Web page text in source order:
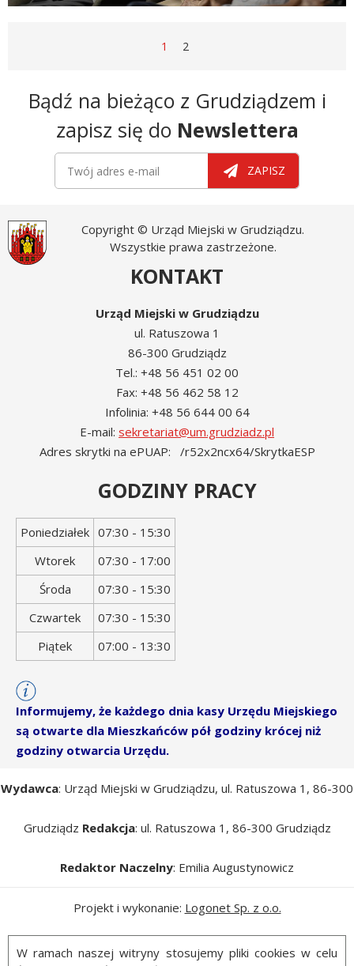
STRONA
1 STRONA
2
Newsletter
Bądź na bieżąco z Grudziądzem i
zapisz się do Newslettera
ZAPISZ
Copyright © Urząd Miejski w Grudziądzu.
Wszystkie prawa zastrzeżone.
KONTAKT
Urząd Miejski w Grudziądzu
ul. Ratuszowa 1
86-300 Grudziądz
Tel.: +48 56 451 02 00
Fax: +48 56 462 58 12
Infolinia: +48 56 644 00 64
E-mail: sekretariat@um.grudziadz.pl
Adres skrytki na ePUAP: /r52x2ncx64/SkrytkaESP
GODZINY PRACY
Dzień
tygodnia
Godziny
otwarcia
Poniedziałek 07:30 - 15:30
Wtorek
07:30 - 17:00
Środa
07:30 - 15:30
Czwartek
07:30 - 15:30
Piątek
07:00 - 13:30
Informujemy, że każdego dnia kasy Urzędu Miejskiego
są otwarte dla Mieszkańców pół godziny krócej niż
godziny otwarcia Urzędu.
Wydawca: Urząd Miejski w Grudziądzu, ul. Ratuszowa 1, 86-300
Grudziądz Redakcja: ul. Ratuszowa 1, 86-300 Grudziądz
Redaktor Naczelny: Emilia Augustynowicz
Projekt i wykonanie: Logonet Sp. z o.o.
W ramach naszej witryny stosujemy pliki cookies w celu